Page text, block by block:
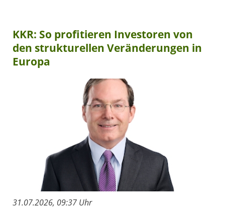
KKR: So profitieren Investoren von
den strukturellen Veränderungen in
Europa
31.07.2026, 09:37 Uhr